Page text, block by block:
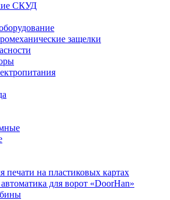
СКУД
защелки
печати на пластиковых картах
для ворот «DoorHan»